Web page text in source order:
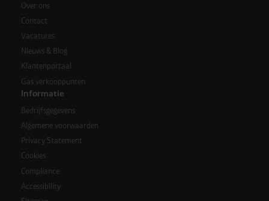
Over ons
Contact
Vacatures
Nieuws & Blog
Klantenportaal
Gas verkooppunten
Informatie
Bedrijfsgegevens
Algemene voorwaarden
Privacy Statement
Cookies
Compliance
Accessibility